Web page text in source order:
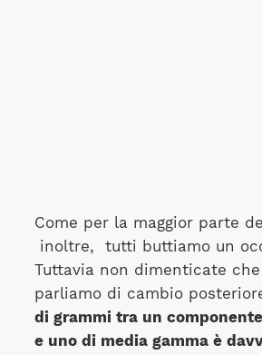
Come per la maggior parte
inoltre, tutti buttiamo un
Tuttavia non dimenticate
parliamo di cambio
di grammi tra un
e uno di media gamma è